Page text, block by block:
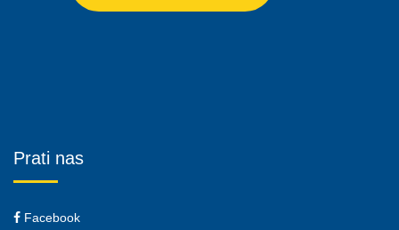
Prati nas
Facebook